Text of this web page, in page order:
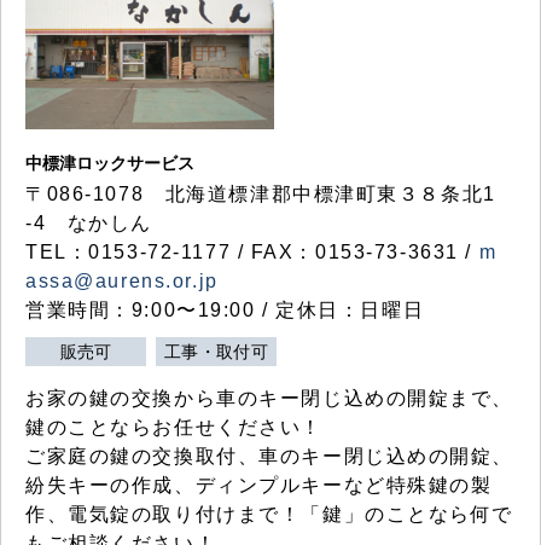
中標津ロックサービス
〒086-1078 北海道標津郡中標津町東３８条北1
-4 なかしん
TEL：0153-72-1177 / FAX：0153-73-3631 / m
assa@aurens.or.jp
営業時間：9:00〜19:00 / 定休日：日曜日
販売可 工事・取付可
お家の鍵の交換から車のキー閉じ込めの開錠まで、
鍵のことならお任せください！
ご家庭の鍵の交換取付、車のキー閉じ込めの開錠、
紛失キーの作成、ディンプルキーなど特殊鍵の製
作、電気錠の取り付けまで！「鍵」のことなら何で